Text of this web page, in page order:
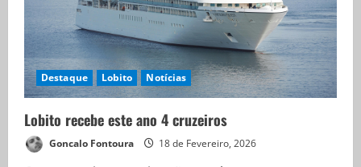
Destaque Lobito Notícias
Lobito recebe este ano 4 cruzeiros
Goncalo Fontoura 18 de Fevereiro, 2026